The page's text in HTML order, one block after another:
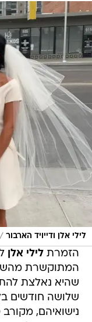
לילי אלן ודייויד הארבור /
הזמרתלילי אלן
המתוקשרת
שהיא נאלצת
שלושה חודשים
נישואיהם,